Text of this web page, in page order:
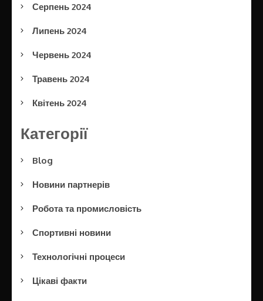
Серпень 2024
Липень 2024
Червень 2024
Травень 2024
Квітень 2024
Категорії
Blog
Новини партнерів
Робота та промисловість
Спортивні новини
Технологічні процеси
Цікаві факти